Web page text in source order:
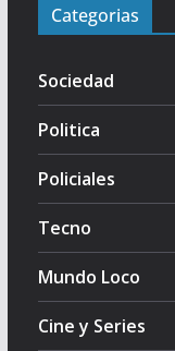
Categorias
Sociedad
Politica
Policiales
Tecno
Mundo Loco
Cine y Series